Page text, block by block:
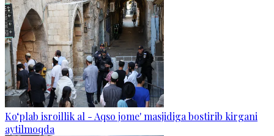
Ko‘plab isroillik al - Aqso jome' masjidiga bostirib kirgani
aytilmoqda